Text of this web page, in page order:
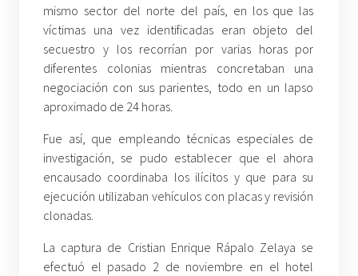
mismo sector del norte del país, en los que las
víctimas una vez identificadas eran objeto del
secuestro y los recorrían por varias horas por
diferentes colonias mientras concretaban una
negociación con sus parientes, todo en un lapso
aproximado de 24 horas.
Fue así, que empleando técnicas especiales de
investigación, se pudo establecer que el ahora
encausado coordinaba los ilícitos y que para su
ejecución utilizaban vehículos con placas y revisión
clonadas.
La captura de Cristian Enrique Rápalo Zelaya se
efectuó el pasado 2 de noviembre en el hotel